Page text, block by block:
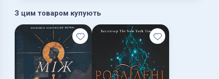
З цим товаром купують